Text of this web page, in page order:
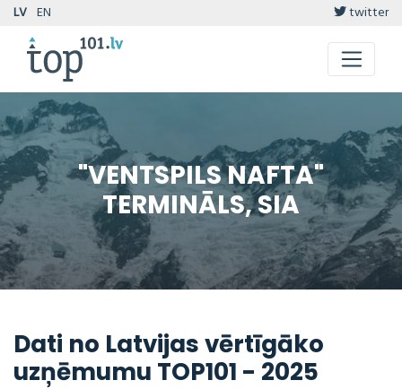
LV EN twitter
"VENTSPILS NAFTA"
TERMINĀLS, SIA
Dati no Latvijas vērtīgāko
uzņēmumu TOP101 - 2025